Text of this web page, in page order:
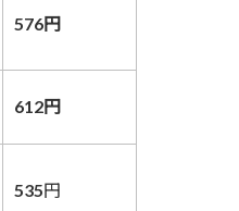
576円
612円
535円